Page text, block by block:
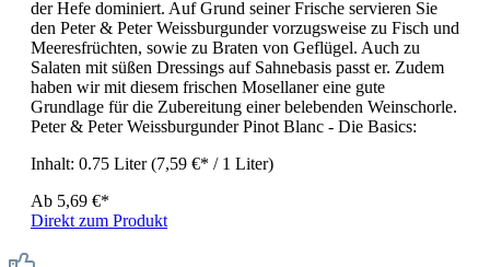
der Hefe dominiert. Auf Grund seiner Frische servieren Sie
den Peter & Peter Weissburgunder vorzugsweise zu Fisch und
Meeresfrüchten, sowie zu Braten von Geflügel. Auch zu
Salaten mit süßen Dressings auf Sahnebasis passt er. Zudem
haben wir mit diesem frischen Mosellaner eine gute
Grundlage für die Zubereitung einer belebenden Weinschorle.
Peter & Peter Weissburgunder Pinot Blanc - Die Basics:
Inhalt: 0.75 Liter(7,59 €* / 1 Liter)
Ab 5,69 €*
Direkt zum Produkt